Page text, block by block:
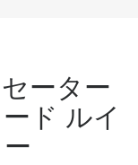
ーター
ド ルイ